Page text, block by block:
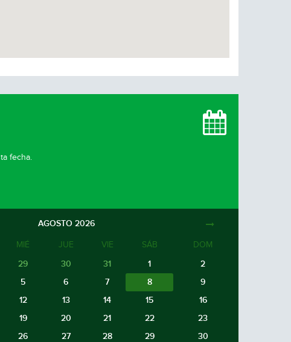
fecha.
AGOSTO 2026
MIÉ JUE VIE SÁB DOM
29 30 31 1
2
5 6 7 8
9
12 13 14 15
16
19 20 21 22
23
26 27 28 29
30